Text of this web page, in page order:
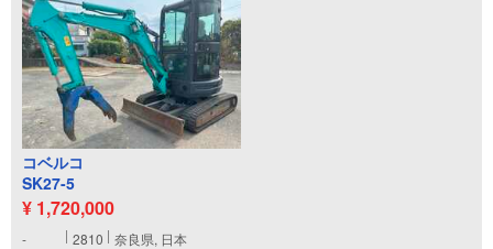
コベルコ
SK27-5
¥ 1,720,000
- 2810 奈良県, 日本